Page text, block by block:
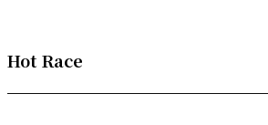
Hot Race